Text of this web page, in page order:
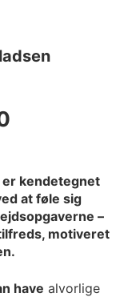
er kendetegnet
at føle sig
–
motiveret
have alvorlige